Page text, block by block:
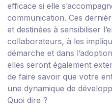
efficace si elle
communication. Ces
et destinées à sensibiliser
collaborateurs, à les
démarche et dans
elles seront également
de faire savoir que votre
une dynamique de
Quoi dire ?